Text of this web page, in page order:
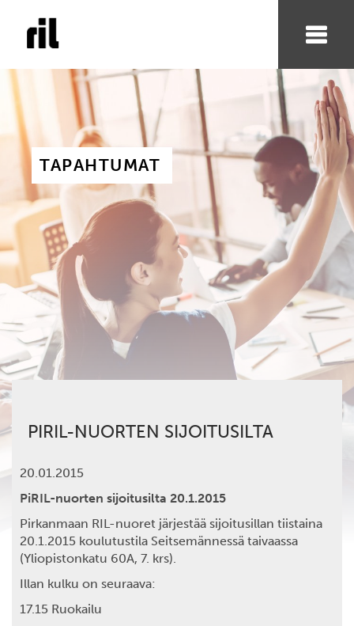
TAPAHTUMAT
PIRIL-NUORTEN SIJOITUSILTA
20.01.2015
PiRIL-nuorten sijoitusilta 20.1.2015
Pirkanmaan RIL-nuoret järjestää sijoitusillan tiistaina
20.1.2015 koulutustila Seitsemännessä taivaassa
(Yliopistonkatu 60A, 7. krs).
Illan kulku on seuraava:
17.15 Ruokailu